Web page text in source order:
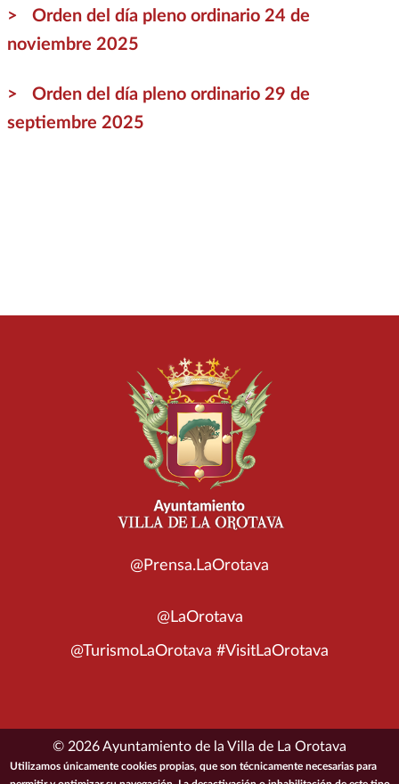
Orden del día pleno ordinario 24 de
noviembre 2025
Orden del día pleno ordinario 29 de
septiembre 2025
@Prensa.LaOrotava
@LaOrotava
@TurismoLaOrotava #VisitLaOrotava
© 2026 Ayuntamiento de la Villa de La Orotava
Utilizamos únicamente cookies propias, que son técnicamente necesarias para